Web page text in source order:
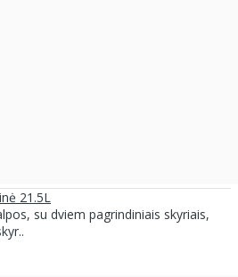
21.5L
su dviem pagrindiniais skyriais,